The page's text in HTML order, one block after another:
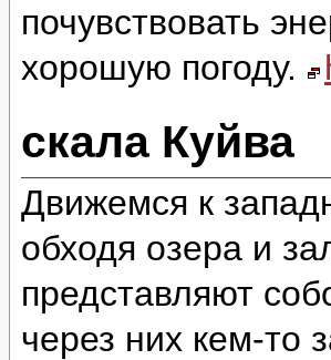
почувствовать
хорошую погоду.
скала Куйва
Движемся к
обходя озера и
представляют
через них кем-то